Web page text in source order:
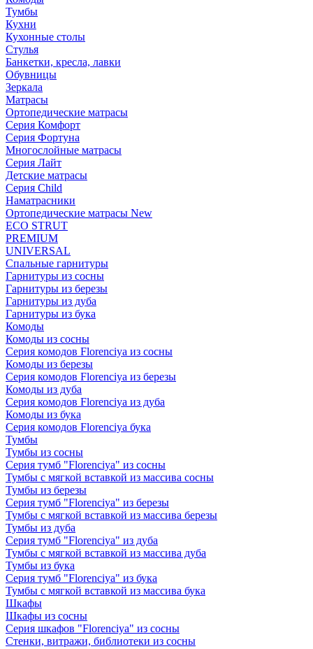
Тумбы
Кухни
Кухонные столы
Стулья
Банкетки, кресла, лавки
Обувницы
Зеркала
Матрасы
Ортопедические матрасы
Серия Комфорт
Серия Фортуна
Многослойные матрасы
Серия Лайт
Детские матрасы
Серия Child
Наматрасники
Ортопедические матрасы New
ECO STRUT
PREMIUM
UNIVERSAL
Спальные гарнитуры
Гарнитуры из сосны
Гарнитуры из березы
Гарнитуры из дуба
Гарнитуры из бука
Комоды
Комоды из сосны
Серия комодов Florenciya из сосны
Комоды из березы
Серия комодов Florenciya из березы
Комоды из дуба
Серия комодов Florenciya из дуба
Комоды из бука
Серия комодов Florenciya бука
Тумбы
Тумбы из сосны
Серия тумб "Florenciya" из сосны
Тумбы с мягкой вставкой из массива сосны
Тумбы из березы
Серия тумб "Florenciya" из березы
Тумбы с мягкой вставкой из массива березы
Тумбы из дуба
Серия тумб "Florenciya" из дуба
Тумбы с мягкой вставкой из массива дуба
Тумбы из бука
Серия тумб "Florenciya" из бука
Тумбы с мягкой вставкой из массива бука
Шкафы
Шкафы из сосны
Серия шкафов "Florenciya" из сосны
Стенки, витражи, библиотеки из сосны